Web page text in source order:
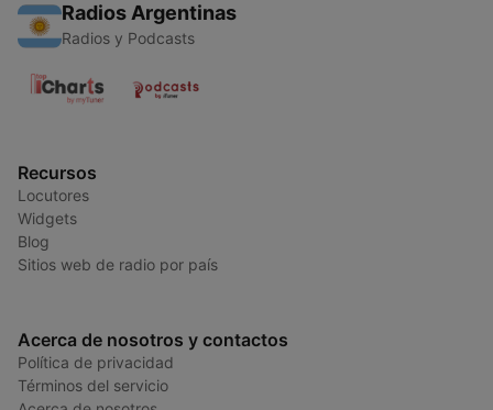
Radios Argentinas
Radios y Podcasts
Recursos
Locutores
Widgets
Blog
Sitios web de radio por país
Acerca de nosotros y contactos
Política de privacidad
Términos del servicio